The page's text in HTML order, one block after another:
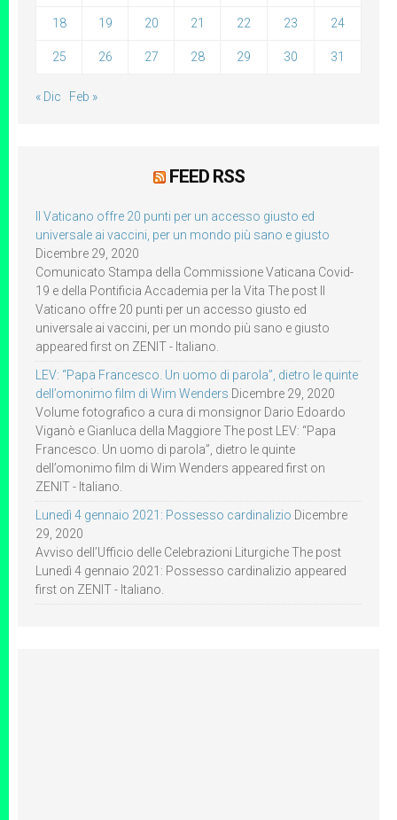
18 19 20 21 22 23 24
25 26 27 28 29 30 31
« Dic Feb »
FEED RSS
Il Vaticano offre 20 punti per un accesso giusto ed
universale ai vaccini, per un mondo più sano e giusto
Dicembre 29, 2020
Comunicato Stampa della Commissione Vaticana Covid-
19 e della Pontificia Accademia per la Vita The post Il
Vaticano offre 20 punti per un accesso giusto ed
universale ai vaccini, per un mondo più sano e giusto
appeared first on ZENIT - Italiano.
LEV: “Papa Francesco. Un uomo di parola”, dietro le quinte
dell’omonimo film di Wim Wenders Dicembre 29, 2020
Volume fotografico a cura di monsignor Dario Edoardo
Viganò e Gianluca della Maggiore The post LEV: “Papa
Francesco. Un uomo di parola”, dietro le quinte
dell’omonimo film di Wim Wenders appeared first on
ZENIT - Italiano.
Lunedì 4 gennaio 2021: Possesso cardinalizio Dicembre
29, 2020
Avviso dell’Ufficio delle Celebrazioni Liturgiche The post
Lunedì 4 gennaio 2021: Possesso cardinalizio appeared
first on ZENIT - Italiano.